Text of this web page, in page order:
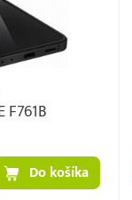
F761B
Do košíka